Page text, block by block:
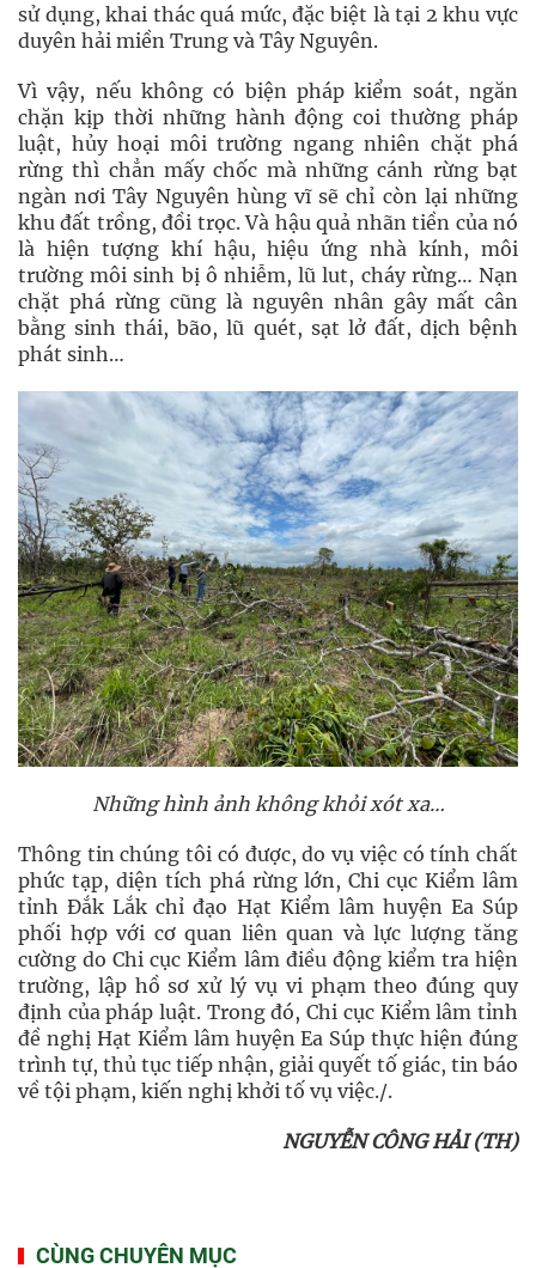
sử dụng, khai thác quá mức, đặc biệt là tại 2 khu vực
duyên hải miền Trung và Tây Nguyên.
Vì vậy, nếu không có biện pháp kiểm soát, ngăn
chặn kịp thời những hành động coi thường pháp
luật, hủy hoại môi trường ngang nhiên chặt phá
rừng thì chẳn mấy chốc mà những cánh rừng bạt
ngàn nơi Tây Nguyên hùng vĩ sẽ chỉ còn lại những
khu đất trồng, đồi trọc. Và hậu quả nhãn tiền của nó
là hiện tượng khí hậu, hiệu ứng nhà kính, môi
trường môi sinh bị ô nhiễm, lũ lut, cháy rừng… Nạn
chặt phá rừng cũng là nguyên nhân gây mất cân
bằng sinh thái, bão, lũ quét, sạt lở đất, dịch bệnh
phát sinh…
Những hình ảnh không khỏi xót xa…
Thông tin chúng tôi có được, do vụ việc có tính chất
phức tạp, diện tích phá rừng lớn, Chi cục Kiểm lâm
tỉnh Đắk Lắk chỉ đạo Hạt Kiểm lâm huyện Ea Súp
phối hợp với cơ quan liên quan và lực lượng tăng
cường do Chi cục Kiểm lâm điều động kiểm tra hiện
trường, lập hồ sơ xử lý vụ vi phạm theo đúng quy
định của pháp luật. Trong đó, Chi cục Kiểm lâm tỉnh
đề nghị Hạt Kiểm lâm huyện Ea Súp thực hiện đúng
trình tự, thủ tục tiếp nhận, giải quyết tố giác, tin báo
về tội phạm, kiến nghị khởi tố vụ việc./.
NGUYỄN CÔNG HẢI (TH)
CÙNG CHUYÊN MỤC